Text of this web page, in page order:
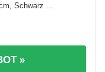
Schwarz ...
»